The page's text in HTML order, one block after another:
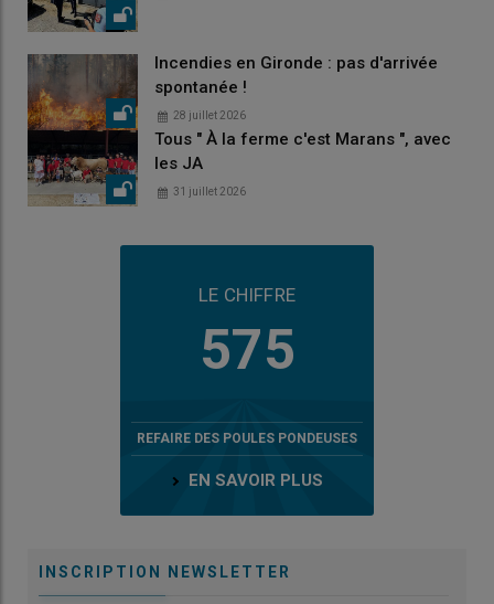
Incendies en Gironde : pas d'arrivée
spontanée !
28 juillet 2026
Tous " À la ferme c'est Marans ", avec
les JA
31 juillet 2026
LE CHIFFRE
575
REFAIRE DES POULES PONDEUSES
EN SAVOIR PLUS
INSCRIPTION NEWSLETTER